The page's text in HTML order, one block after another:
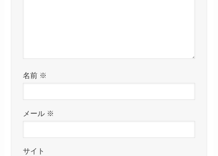
名前 ※
メール ※
サイト